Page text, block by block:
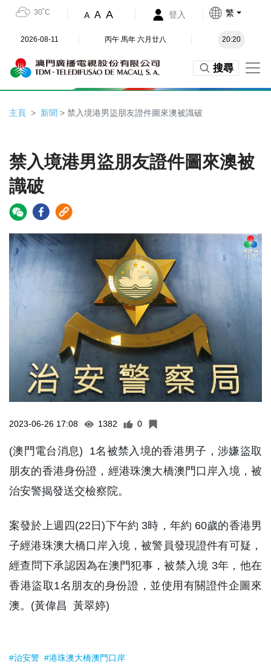
30˚C A A A 登入 繁
2026-08-11 丙午 馬年 六月廿八 20:20
搜尋
主頁 新聞 > 禁入境港男盜朋友證件圖來澳被識破
禁入境港男盜朋友證件圖來澳被
識破
2023-06-26 17:08 1382 0
(澳門電台消息) 1名被禁入境的香港男子，涉嫌盜取
朋友的香港身份證，經港珠澳大橋澳門口岸入境，被
治安警揭發送交檢察院。
案發於上週四(22日)下午約 3時，年約 60歲的香港男
子經港珠澳大橋口岸入境，被警員發現證件有可疑，
經查問下承認因為在澳門犯事，被禁入境 3年，他在
香港盜取1名朋友的身份證，並使用有關證件企圖來
澳。(黃偉昌 黃翠婷)
#治安警 #港珠澳大橋澳門口岸